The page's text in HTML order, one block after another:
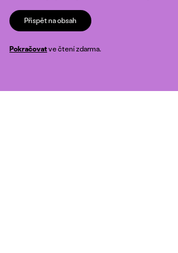
Přispět na obsah
Pokračovatve čtení zdarma.